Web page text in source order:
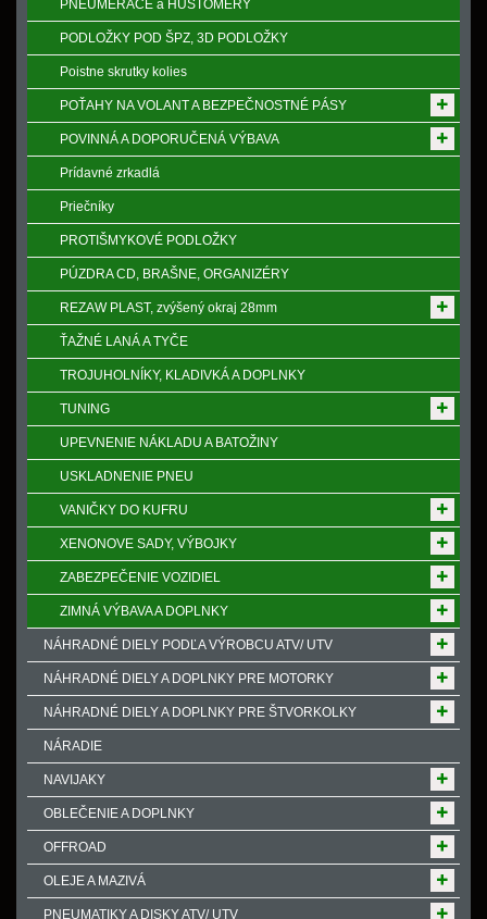
PNEUMERAČE a HUSTOMERY
PODLOŽKY POD ŠPZ, 3D PODLOŽKY
Poistne skrutky kolies
POŤAHY NA VOLANT A BEZPEČNOSTNÉ PÁSY
POVINNÁ A DOPORUČENÁ VÝBAVA
Prídavné zrkadlá
Priečníky
PROTIŠMYKOVÉ PODLOŽKY
PÚZDRA CD, BRAŠNE, ORGANIZÉRY
REZAW PLAST, zvýšený okraj 28mm
ŤAŽNÉ LANÁ A TYČE
TROJUHOLNÍKY, KLADIVKÁ A DOPLNKY
TUNING
UPEVNENIE NÁKLADU A BATOŽINY
USKLADNENIE PNEU
VANIČKY DO KUFRU
XENONOVE SADY, VÝBOJKY
ZABEZPEČENIE VOZIDIEL
ZIMNÁ VÝBAVA A DOPLNKY
NÁHRADNÉ DIELY PODĽA VÝROBCU ATV/ UTV
NÁHRADNÉ DIELY A DOPLNKY PRE MOTORKY
NÁHRADNÉ DIELY A DOPLNKY PRE ŠTVORKOLKY
NÁRADIE
NAVIJAKY
OBLEČENIE A DOPLNKY
OFFROAD
OLEJE A MAZIVÁ
PNEUMATIKY A DISKY ATV/ UTV